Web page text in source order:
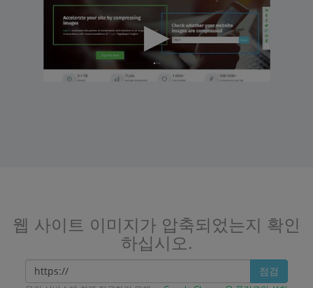
웹 사이트 이미지가 압축되었는지 확인
하십시오.
점검